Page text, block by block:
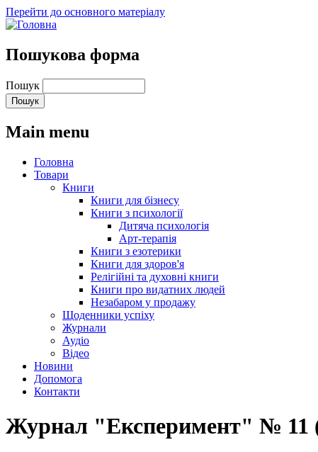
Перейти до основного матеріалу
Пошукова форма
Пошук
Main menu
Головна
Товари
Книги
Книги для бізнесу
Книги з психології
Дитяча психологія
Арт-терапія
Книги з езотерики
Книги для здоров'я
Релігійні та духовні книги
Книги про видатних людей
Незабаром у продажу
Щоденники успіху
Журнали
Аудіо
Відео
Новини
Допомога
Контакти
Журнал "Експеримент" № 11